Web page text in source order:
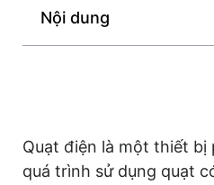
Nội dung
Quạt điện là một thiết
quá trình sử dụng quạt